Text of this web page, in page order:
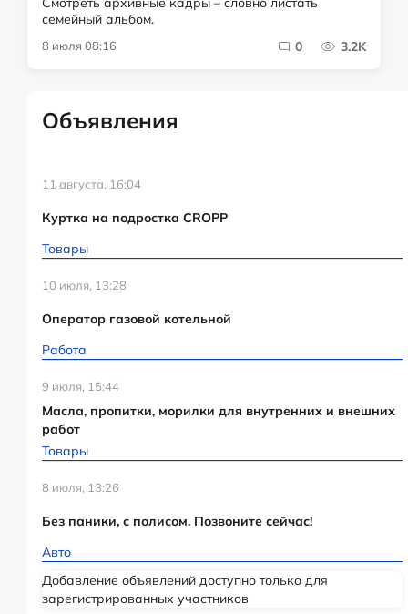
семейный альбом.
8 июля 08:16 0 3.2K
Объявления
11 августа, 16:04
Куртка на подростка CROPP
Товары
10 июля, 13:28
Оператор газовой котельной
Работа
9 июля, 15:44
Масла, пропитки, морилки для внутренних и внешних
работ
Товары
8 июля, 13:26
Без паники, с полисом. Позвоните сейчас!
Авто
Добавление объявлений доступно только для
зарегистрированных участников